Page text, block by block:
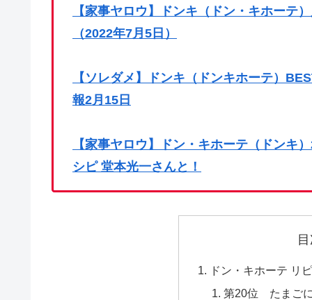
【家事ヤロウ】ドンキ（ドン・キホーテ
（2022年7月5日）
【ソレダメ】ドンキ（ドンキホーテ）
報2月15日
【家事ヤロウ】ドン・キホーテ（ドンキ
シピ 堂本光一さんと！
ドン・キホーテ リ
第20位 たまご